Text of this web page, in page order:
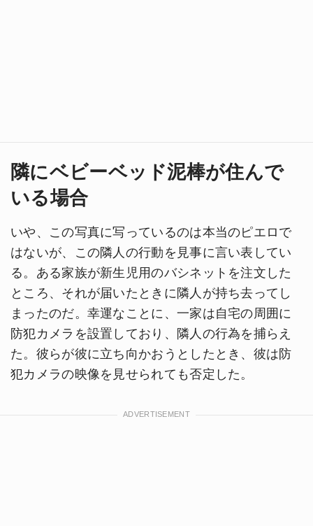
隣にベビーベッド泥棒が住んで
いる場合
いや、この写真に写っているのは本当のピエロで
はないが、この隣人の行動を見事に言い表してい
る。ある家族が新生児用のバシネットを注文した
ところ、それが届いたときに隣人が持ち去ってし
まったのだ。幸運なことに、一家は自宅の周囲に
防犯カメラを設置しており、隣人の行為を捕らえ
た。彼らが彼に立ち向かおうとしたとき、彼は防
犯カメラの映像を見せられても否定した。